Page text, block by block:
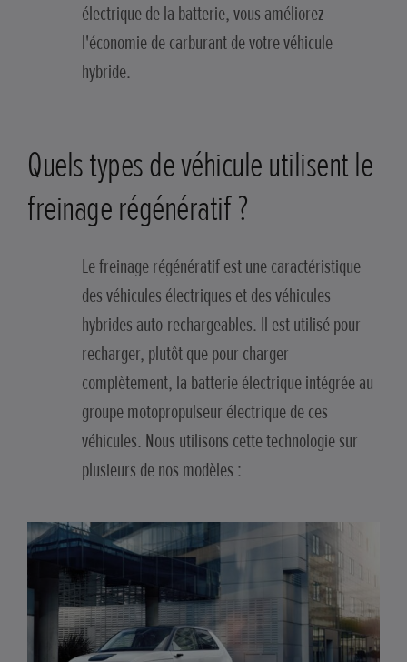
électrique de la batterie, vous améliorez
l'économie de carburant de votre véhicule
hybride.
Quels types de véhicule utilisent le
freinage régénératif ?
Le freinage régénératif est une caractéristique
des véhicules électriques et des véhicules
hybrides auto-rechargeables. Il est utilisé pour
recharger, plutôt que pour charger
complètement, la batterie électrique intégrée au
groupe motopropulseur électrique de ces
véhicules. Nous utilisons cette technologie sur
plusieurs de nos modèles :